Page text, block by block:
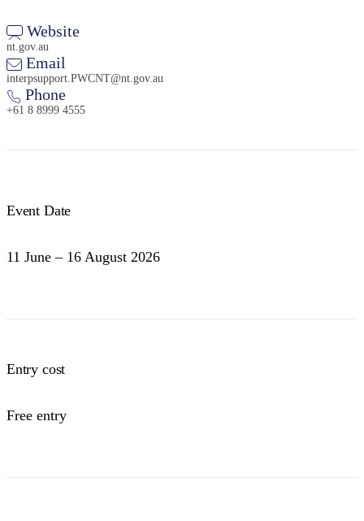
尋:
Sign
Website
nt.gov.au
Email
interpsupport.PWCNT@nt.gov.au
Phone
+61 8 8999 4555
Event Date
11 June – 16 August 2026
Entry cost
Free entry